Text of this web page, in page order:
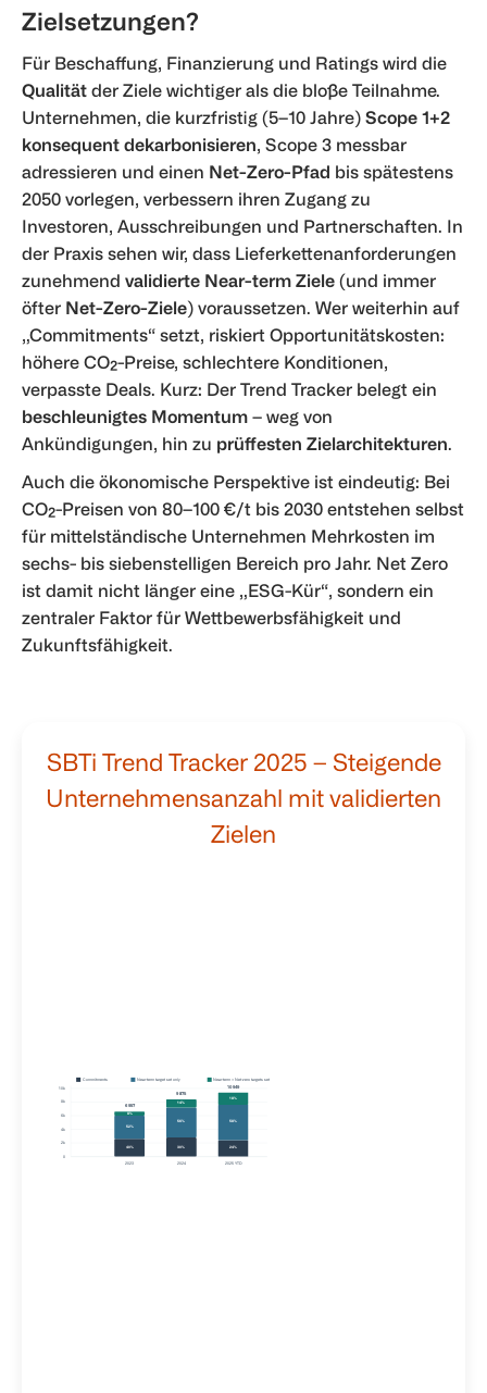
Zielsetzungen?
Für Beschaffung, Finanzierung und Ratings wird die
Qualität der Ziele wichtiger als die bloße Teilnahme.
Unternehmen, die kurzfristig (5–10 Jahre) Scope 1+2
konsequent dekarbonisieren, Scope 3 messbar
adressieren und einen Net-Zero-Pfad bis spätestens
2050 vorlegen, verbessern ihren Zugang zu
Investoren, Ausschreibungen und Partnerschaften. In
der Praxis sehen wir, dass Lieferkettenanforderungen
zunehmend validierte Near-term Ziele (und immer
öfter Net-Zero-Ziele) voraussetzen. Wer weiterhin auf
„Commitments“ setzt, riskiert Opportunitätskosten:
höhere CO₂-Preise, schlechtere Konditionen,
verpasste Deals. Kurz: Der Trend Tracker belegt ein
beschleunigtes Momentum – weg von
Ankündigungen, hin zu prüffesten Zielarchitekturen.
Auch die ökonomische Perspektive ist eindeutig: Bei
CO₂-Preisen von 80–100 €/t bis 2030 entstehen selbst
für mittelständische Unternehmen Mehrkosten im
sechs- bis siebenstelligen Bereich pro Jahr. Net Zero
ist damit nicht länger eine „ESG-Kür“, sondern ein
zentraler Faktor für Wettbewerbsfähigkeit und
Zukunftsfähigkeit.
SBTi Trend Tracker 2025 – Steigende
Unternehmensanzahl mit validierten
Zielen
2k
4k
6k
8k
10k
Commitments Near-term target set only Near-term + Net-zero targets set
40%
52%
8%
6 957
30%
56%
14%
2024
9 875
24%
58%
18%
2025 YTD
10 949